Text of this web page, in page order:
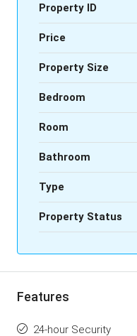
Property ID
Price
Property Size
Bedroom
Room
Bathroom
Type
Property Status
Features
24-hour Security